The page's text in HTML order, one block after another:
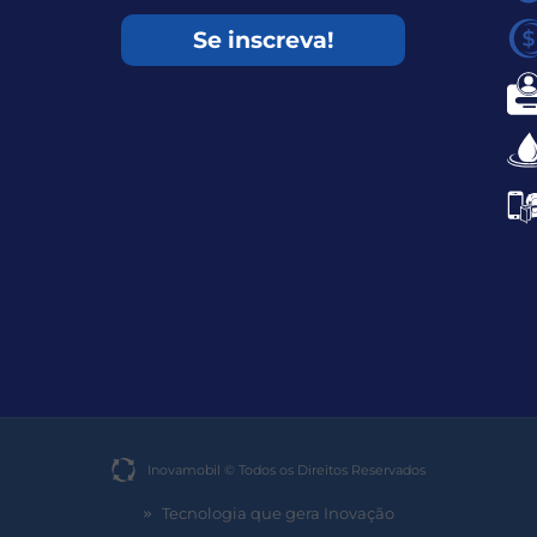
Se inscreva!
Inovamobil © Todos os Direitos Reservados​
» Tecnologia que gera Inovação